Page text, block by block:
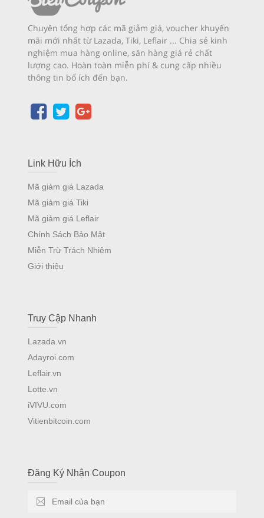
Chuyên tổng hợp các mã giảm giá, voucher khuyến
mãi mới nhất từ Lazada, Tiki, Leflair ... Chia sẻ kinh
nghiệm mua hàng online, săn hàng giá rẻ chất
lượng cao. Hoàn toàn miễn phí & cung cấp nhiều
thông tin bổ ích đến bạn.
Link Hữu Ích
Mã giảm giá Lazada
Mã giảm giá Tiki
Mã giảm giá Leflair
Chính Sách Bảo Mật
Miễn Trừ Trách Nhiệm
Giới thiệu
Truy Cập Nhanh
Lazada.vn
Adayroi.com
Leflair.vn
Lotte.vn
iVIVU.com
Vitienbitcoin.com
Đăng Ký Nhận Coupon